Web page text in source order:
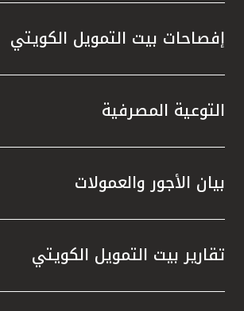
المملكة المتحدة
مملكة البحرين
إفصاحات بيت التمويل الكويتي
التوعية المصرفية
بيان الأجور والعمولات
تقارير بيت التمويل الكويتي